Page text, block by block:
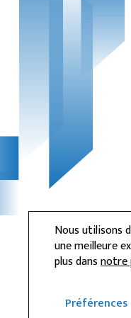
Nous utilisons
une meilleure
plus dansnotre
Préférences